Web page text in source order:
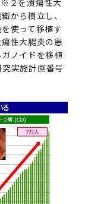
から樹立し、
使って移植す
性大腸炎の患
ノイドを移植
実施計画番号